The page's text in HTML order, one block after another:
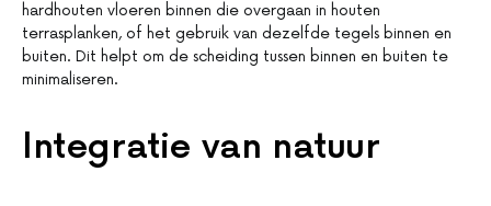
hardhouten vloeren binnen die overgaan in houten
terrasplanken, of het gebruik van dezelfde tegels binnen en
buiten. Dit helpt om de scheiding tussen binnen en buiten te
minimaliseren.
Integratie van natuur